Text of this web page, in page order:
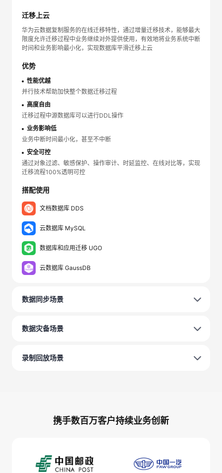
迁移上云
华为云数据复制服务的在线迁移特性，通过增量迁移技术，能够最大
限度允许迁移过程中业务继续对外提供使用，有效地将业务系统中断
时间和业务影响最小化，实现数据库平滑迁移上云
优势
性能优越
并行技术帮助加快整个数据迁移过程
高度自由
迁移过程中源数据库可以进行DDL操作
业务影响低
业务中断时间最小化，甚至不中断
安全可控
通过对象过滤、敏感保护、操作审计、时延监控、在线对比等，实现
迁移流程100%透明可控
搭配使用
文档数据库 DDS
云数据库 MySQL
数据库和应用迁移 UGO
云数据库 GaussDB
数据同步场景
数据灾备场景
录制回放场景
携手数百万客户持续业务创新